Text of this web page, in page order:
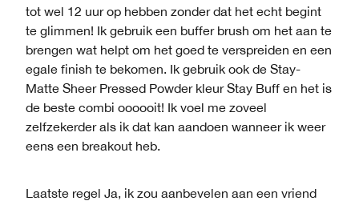
tot wel 12 uur op hebben zonder dat het echt begint
te glimmen! Ik gebruik een buffer brush om het aan te
brengen wat helpt om het goed te verspreiden en een
egale finish te bekomen. Ik gebruik ook de Stay-
Matte Sheer Pressed Powder kleur Stay Buff en het is
de beste combi oooooit! Ik voel me zoveel
zelfzekerder als ik dat kan aandoen wanneer ik weer
eens een breakout heb.
Laatste regel Ja, ik zou aanbevelen aan een vriend